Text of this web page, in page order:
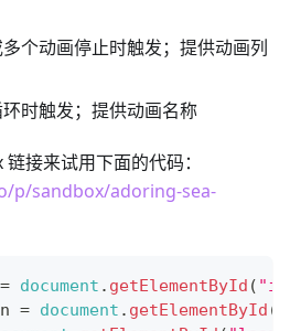
个动画停止时触发；提供动画列
时触发；提供动画名称
接来试用下面的代码：
p/sandbox/adoring-sea-
= document . getElementById (
= document . getElementById (